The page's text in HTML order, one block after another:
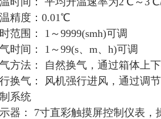
精度：0.01℃
范围： 1～9999(smh)可调
时间： 1～99(s、m、h)可调
方法： 自然换气，通过箱体上
换气： 风机强行进风，通过调
系统
器： 7寸直彩触摸屏控制仪表，